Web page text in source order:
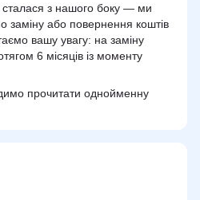
з нашого боку — ми
заміну або повернення коштів
вашу увагу: на заміну
6 місяців із моменту
прочитати однойменну